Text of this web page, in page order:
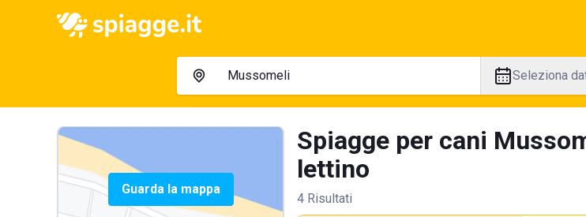
Seleziona
Guarda la mappa
Spiagge per cani
lettino
4 Risultati